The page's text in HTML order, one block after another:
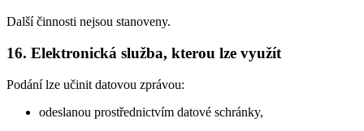
Další činnosti nejsou stanoveny.
16. Elektronická služba, kterou lze využít
Podání lze učinit datovou zprávou:
odeslanou prostřednictvím datové schránky,